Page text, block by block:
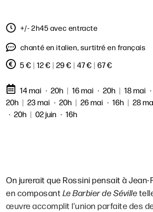
+/- 2h45 avec entracte
chanté en italien, surtitré en français
5 € | 12 € | 29 € | 47 € | 67 €
14 mai 20h | 16 mai 20h | 18 mai
20h | 23 mai 20h | 26 mai 16h | 28
20h | 02 juin 16h
On jurerait que Rossini pensait à
en composantLe Barbier de Séville
œuvre accomplit l’union parfaite des